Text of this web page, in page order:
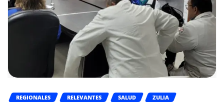
REGIONALES RELEVANTES SALUD ZULIA